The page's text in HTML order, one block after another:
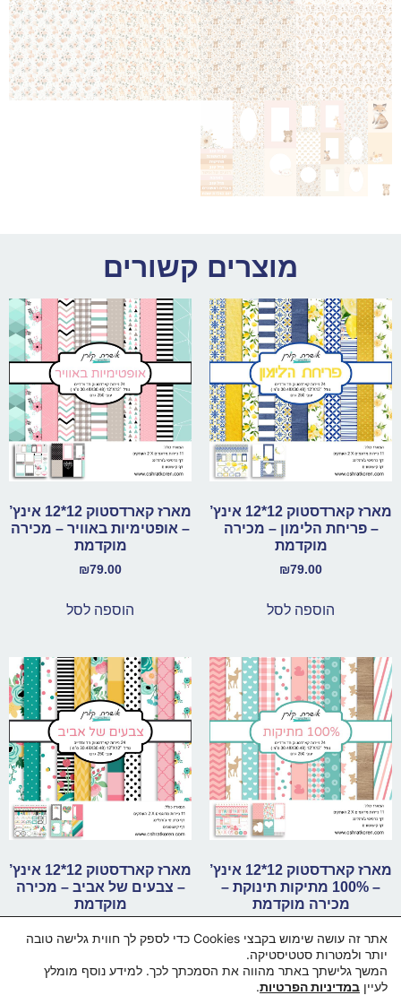
מוצרים קשורים
מארז קארדסטוק 12*12 אינץ’
– פריחת הלימון – מכירה
מוקדמת
₪79.00
הוספה לסל
מארז קארדסטוק 12*12 אינץ’
– אופטימיות באוויר – מכירה
מוקדמת
₪79.00
הוספה לסל
מארז קארדסטוק 12*12 אינץ’
– 100% מתיקות תינוקת –
מכירה מוקדמת
הוספה לסל
מארז קארדסטוק 12*12 אינץ’
– צבעים של אביב – מכירה
מוקדמת
הוספה לסל
אתר זה עושה שימוש בקבצי Cookies כדי לספק לך חווית גלישה טובה
יותר ולמטרות סטטיסטיקה.
המשך גלישתך באתר מהווה את הסמכתך לכך. למידע נוסף מומלץ
לעיין במדיניות הפרטיות.